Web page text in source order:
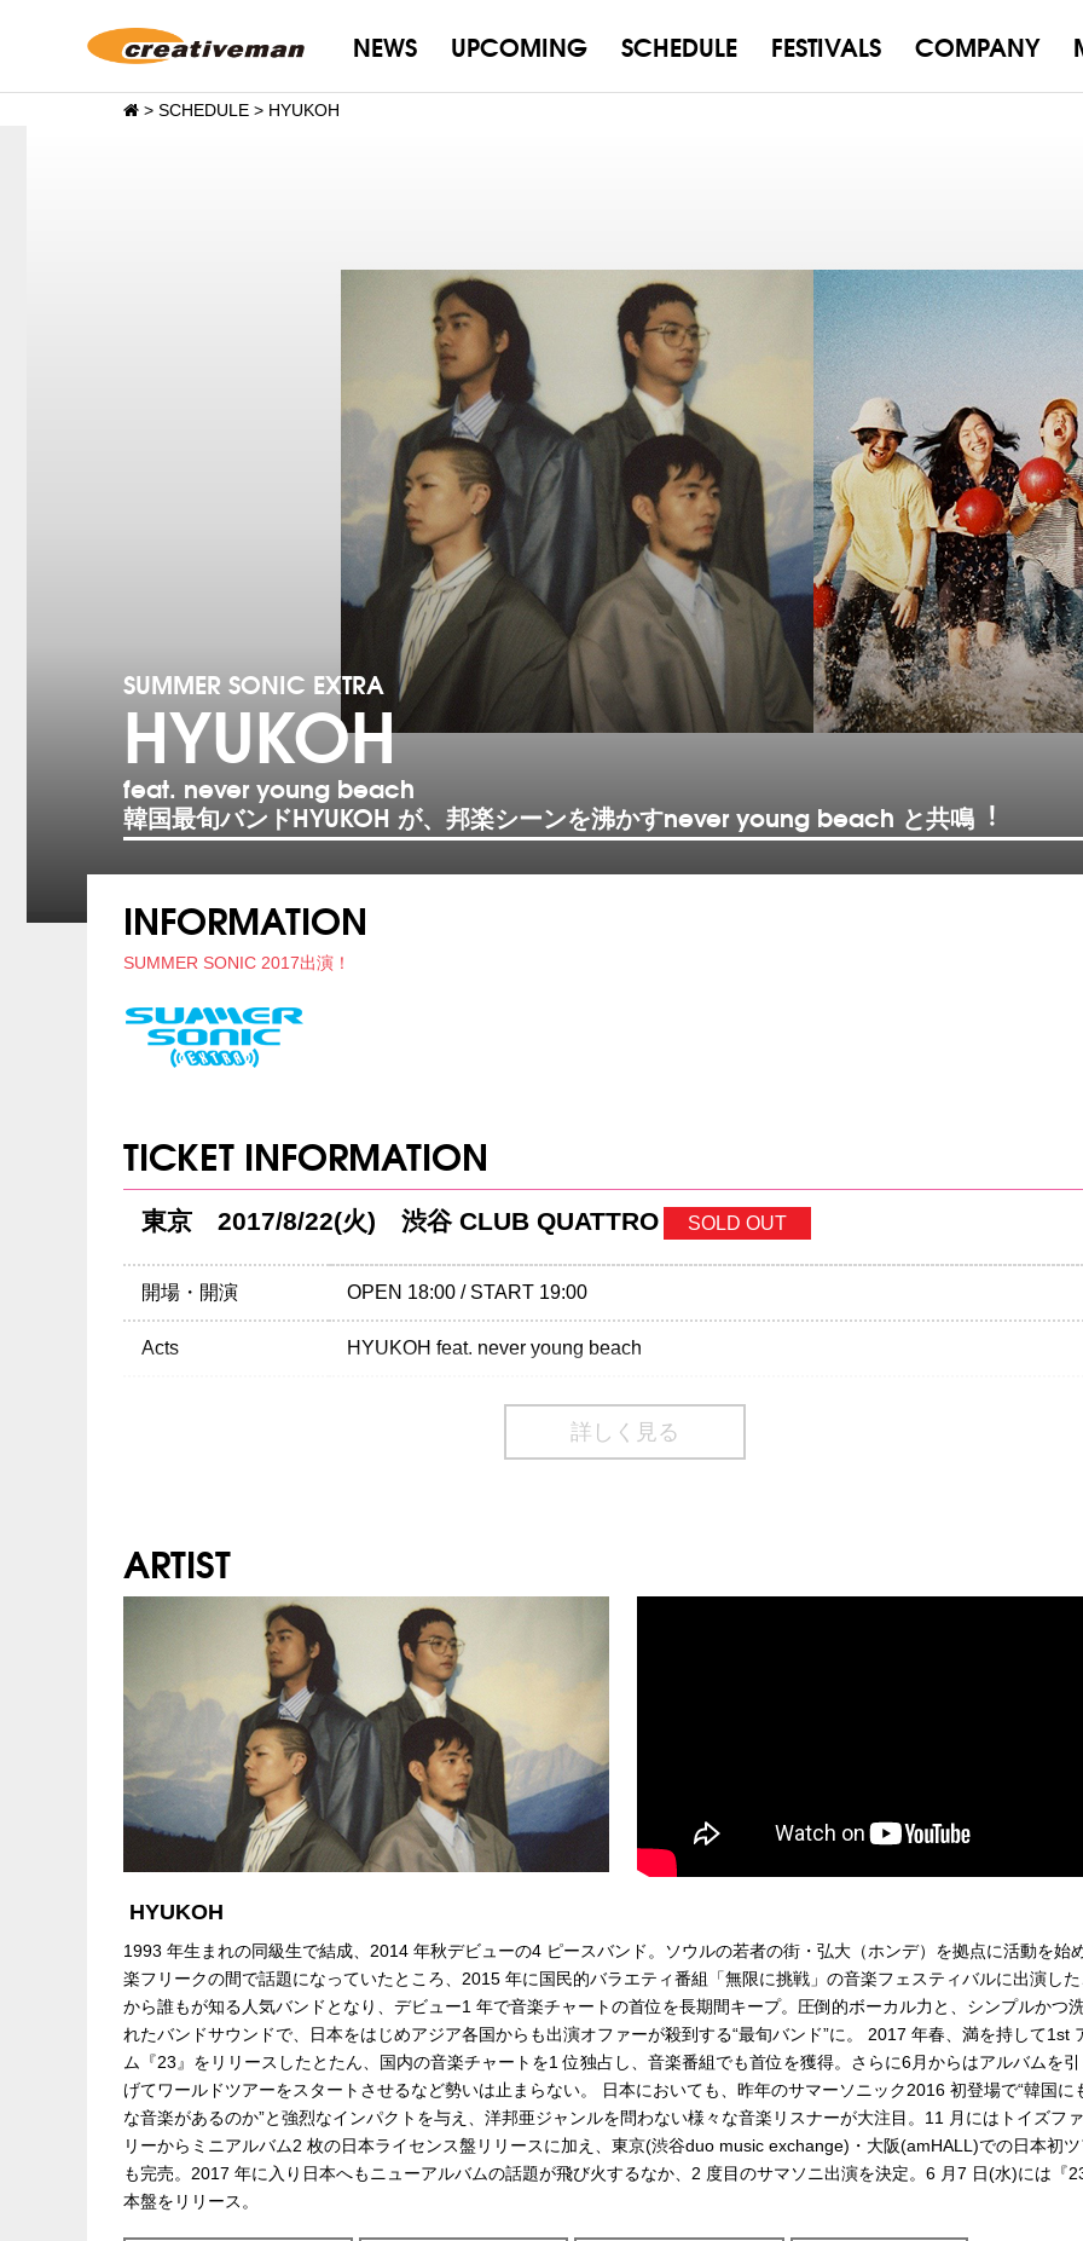
NEWS UPCOMING SCHEDULE FESTIVALS COMPANY
> SCHEDULE > HYUKOH
SUMMER SONIC EXTRA
HYUKOH
feat. never young beach
韓国最旬バンドHYUKOH が、邦楽シーンを沸かすnever young beach と共鳴︕
INFORMATION
SUMMER SONIC 2017出演！
TICKET INFORMATION
東京 2017/8/22(火) 渋谷 CLUB QUATTRO SOLD OUT
開場・開演 OPEN 18:00 / START 19:00
Acts HYUKOH feat. never young beach
￥4,800-(税込/All standing/1Drink別)
※0570で始まる電話番号は、一部携帯・PHS不可
※未就学児(6歳未満)のご入場をお断りさせていただきます。
INFO クリエイティブマン：03-3499-6669
企画・制作・招聘：クリエイティブマン
協力：トイズファクトリー
詳しく見る
ARTIST
HYUKOH
1993 年生まれの同級生で結成、2014 年秋デビューの4 ピースバンド。ソウルの若者の街・弘大（ホンデ）を拠点に活動を始
楽フリークの間で話題になっていたところ、2015 年に国民的バラエティ番組「無限に挑戦」の音楽フェスティバルに出演し
から誰もが知る人気バンドとなり、デビュー1 年で音楽チャートの首位を長期間キープ。圧倒的ボーカル力と、シンプルかつ
れたバンドサウンドで、日本をはじめアジア各国からも出演オファーが殺到する“最旬バンド”に。 2017 年春、満を持して1st
ム『23』をリリースしたとたん、国内の音楽チャートを1 位独占し、音楽番組でも首位を獲得。さらに6月からはアルバムを
げてワールドツアーをスタートさせるなど勢いは止まらない。 日本においても、昨年のサマーソニック2016 初登場で“韓国に
な音楽があるのか”と強烈なインパクトを与え、洋邦亜ジャンルを問わない様々な音楽リスナーが大注目。11 月にはトイズフ
リーからミニアルバム2 枚の日本ライセンス盤リリースに加え、東京(渋谷duo music exchange)・大阪(amHALL)での日本初
も完売。2017 年に入り日本へもニューアルバムの話題が飛び火するなか、2 度目のサマソニ出演を決定。6 月7 日(水)には『
本盤をリリース。